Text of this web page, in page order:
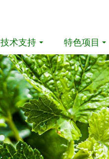
技术支持 特色项目